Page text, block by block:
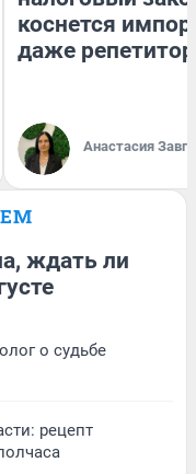
коснется
даже
Анастасия
ждать ли
о судьбе
рецепт